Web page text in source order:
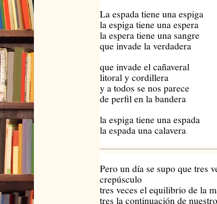
La espada tiene una espiga
la espiga tiene una espera
la espera tiene una sangre
que invade la verdadera
que invade el cañaveral
litoral y cordillera
y a todos se nos parece
de perfil en la bandera
la espiga tiene una espada
la espada una calavera
Pero un día se supo que tres
crepúsculo
tres veces el equilibrio de la
tres la continuación de